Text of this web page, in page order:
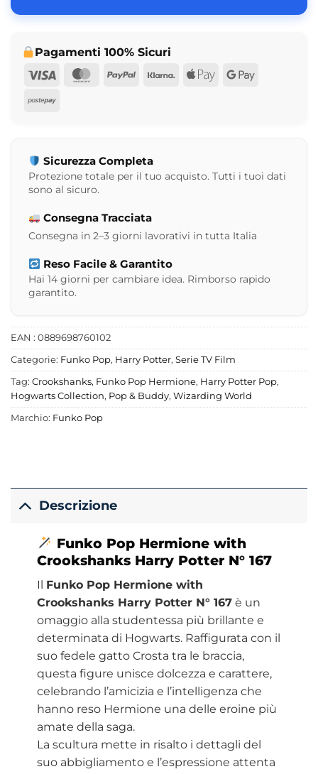
Pagamenti 100% Sicuri
Visa
MasterCard
PayPalKlarna Apple Google
Postepay
Sicurezza Completa
Protezione totale per il tuo acquisto. Tutti i tuoi dati
sono al sicuro.
Consegna Tracciata
Consegna in 2–3 giorni lavorativi in tutta Italia
Reso Facile & Garantito
Hai 14 giorni per cambiare idea. Rimborso rapido
garantito.
EAN : 0889698760102
Categorie: Funko Pop, Harry Potter, Serie TV Film
Tag: Crookshanks, Funko Pop Hermione, Harry Potter Pop,
Hogwarts Collection, Pop & Buddy, Wizarding World
Marchio: Funko Pop
Descrizione
Funko Pop Hermione with
Crookshanks Harry PotterN° 167
Il Funko Pop Hermione with
Crookshanks Harry Potter N° 167è un
omaggio alla studentessa più brillante e
determinata di Hogwarts. Raffigurata con il
suo fedele gatto Crosta tra le braccia,
questa figure unisce dolcezza e carattere,
celebrando l’amicizia e l’intelligenza che
hanno reso Hermione una delle eroine più
amate della saga.
La scultura mette in risalto i dettagli del
suo abbigliamento e l’espressione attenta